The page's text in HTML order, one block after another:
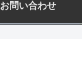
お問い合わせ